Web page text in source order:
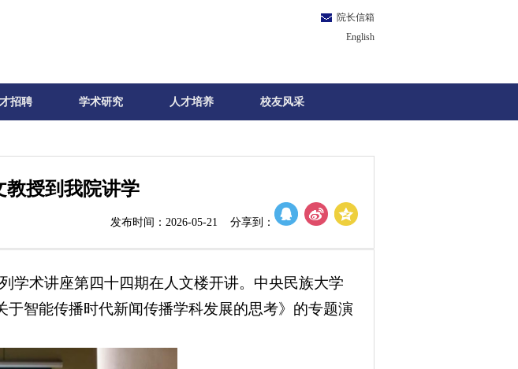
院长信箱
English
招聘 学术研究 人才培养 校友风采
教授到我院讲学
发布时间：2026-05-21 分享到：
学术讲座第四十四期在人文楼开讲。中央民族大学
智能传播时代新闻传播学科发展的思考》的专题演